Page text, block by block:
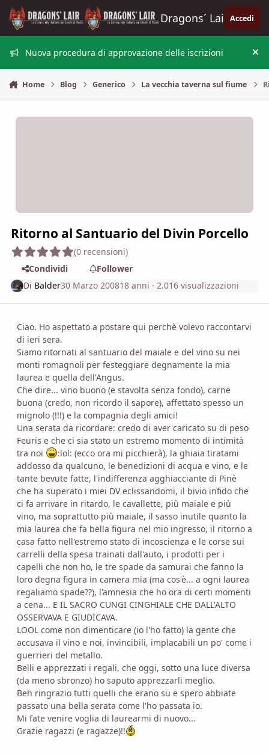
Vai al contenuto
Dragons´ Lair Accedi
Nuova procedura di approvazione delle iscrizioni
Home Blog Generico La vecchia taverna sul fiume
Ritorno al Santuario del Divin Porcello
(0 recensioni)
Condividi
Follower
Di Balder30 Marzo 200818 anni · 2.016 visualizzazioni
Ciao. Ho aspettato a postare qui perchè volevo raccontarvi
di ieri sera.
Siamo ritornati al santuario del maiale e del vino su nei
monti romagnoli per festeggiare degnamente la mia
laurea e quella dell'Angus.
Che dire... vino buono (e stavolta senza fondo), carne
buona (credo, non ricordo il sapore), affettato spesso un
mignolo (!!!) e la compagnia degli amici!
Una serata da ricordare: credo di aver caricato su di peso
Feuris e che ci sia stato un estremo momento di intimità
tra noi
:lol: (ecco ora mi picchierà), la ghiaia tiratami
addosso da qualcuno, le benedizioni di acqua e vino, e le
tante bevute fatte, l'indifferenza agghiacciante di Pinè
che ha superato i miei DV eclissandomi, il bivio infido che
ci fa arrivare in ritardo, le cavallette, più maiale e più
vino, ma soprattutto più maiale, il sasso inutile quanto la
mia laurea che fa bella figura nel mio ingresso, il ritorno a
casa fatto nell'estremo stato di incoscienza e le corse sui
carrelli della spesa trainati dall'auto, i prodotti per i
capelli che non ho, le tre spade da samurai che fanno la
loro degna figura in camera mia (ma cos'è... a ogni laurea
regaliamo spade??), l'amnesia che ho ora di certi momenti
a cena... E IL SACRO CUNGI CINGHIALE CHE DALL'ALTO
OSSERVAVA E GIUDICAVA.
LOOL come non dimenticare (io l'ho fatto) la gente che
accusava il vino e noi, invincibili, implacabili un po' come i
guerrieri del metallo.
Belli e apprezzati i regali, che oggi, sotto una luce diversa
(da meno sbronzo) ho saputo apprezzarli meglio.
Beh ringrazio tutti quelli che erano su e spero abbiate
passato una bella serata come l'ho passata io.
Mi fate venire voglia di laurearmi di nuovo...
Grazie ragazzi (e ragazze)!!